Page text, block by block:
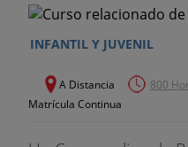
INFANTIL Y JUVENIL
A Distancia
800
Matrícula Continua